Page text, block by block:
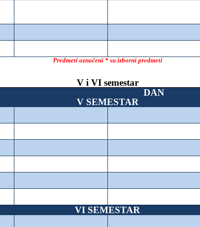
Predmeti označeni * su izborni predmeti
V i VI semestar
DAN
V SEMESTAR
VI SEMESTAR